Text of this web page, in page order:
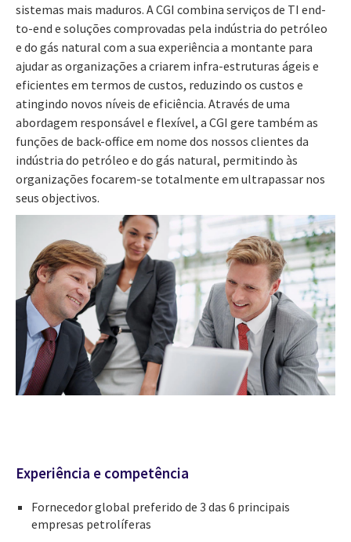
sistemas mais maduros. A CGI combina serviços de TI end-
to-end e soluções comprovadas pela indústria do petróleo
e do gás natural com a sua experiência a montante para
ajudar as organizações a criarem infra-estruturas ágeis e
eficientes em termos de custos, reduzindo os custos e
atingindo novos níveis de eficiência. Através de uma
abordagem responsável e flexível, a CGI gere também as
funções de back-office em nome dos nossos clientes da
indústria do petróleo e do gás natural, permitindo às
organizações focarem-se totalmente em ultrapassar nos
seus objectivos.
Experiência e competência
Fornecedor global preferido de 3 das 6 principais
empresas petrolíferas